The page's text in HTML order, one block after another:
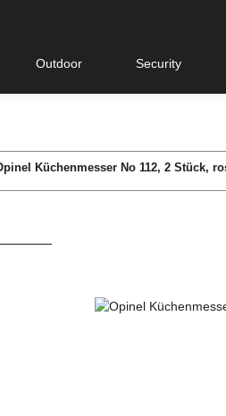
Outdoor Security
Küchenmesser No 112, 2 Stück,